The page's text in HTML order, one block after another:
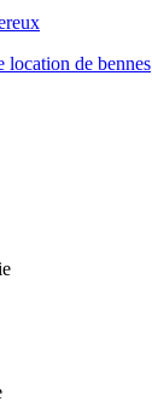
location de bennes